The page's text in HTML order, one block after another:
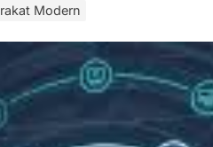
Modern